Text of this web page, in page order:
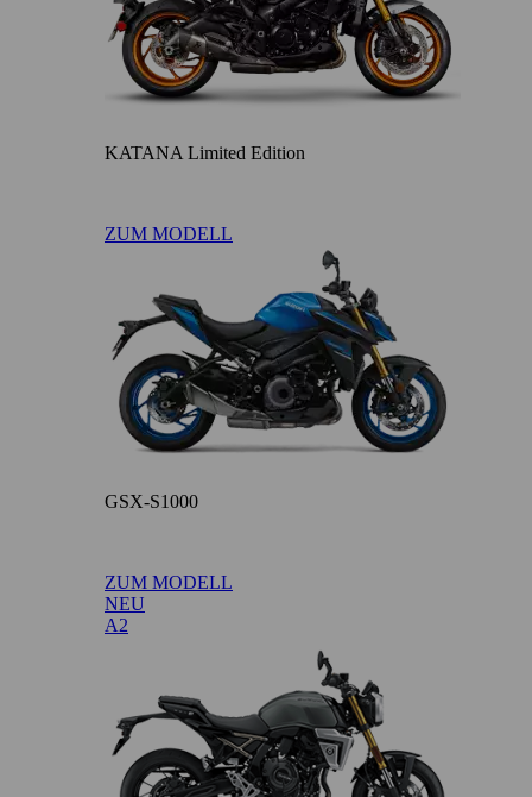
KATANA Limited Edition
ZUM MODELL
GSX-S1000
ZUM MODELL
NEU
A2